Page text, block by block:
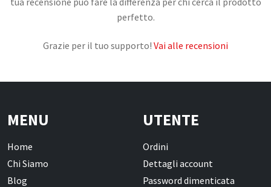
CONTATTI
perfetto.
Grazie per il tuo supporto! Vai alle recensioni
MENU
Home
Chi Siamo
Blog
UTENTE
Ordini
Dettagli account
Password dimenticata